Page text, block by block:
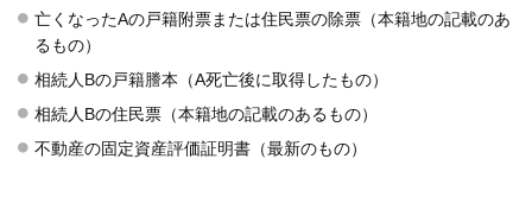
亡くなったAの戸籍附票または住民票の除票（本籍地の記載のあ
るもの）
相続人Bの戸籍謄本（A死亡後に取得したもの）
相続人Bの住民票（本籍地の記載のあるもの）
不動産の固定資産評価証明書（最新のもの）